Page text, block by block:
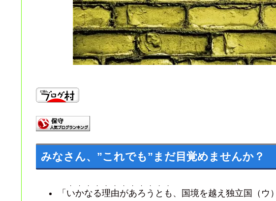
みなさん、”これでも”まだ目覚めませんか？
「 いかなる理由があろうとも
・・・・・・・・・・・・
、国境を越え独立国（ウ